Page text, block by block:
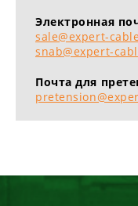
Электронная
sale@expert-
snab@expert-
Почта для